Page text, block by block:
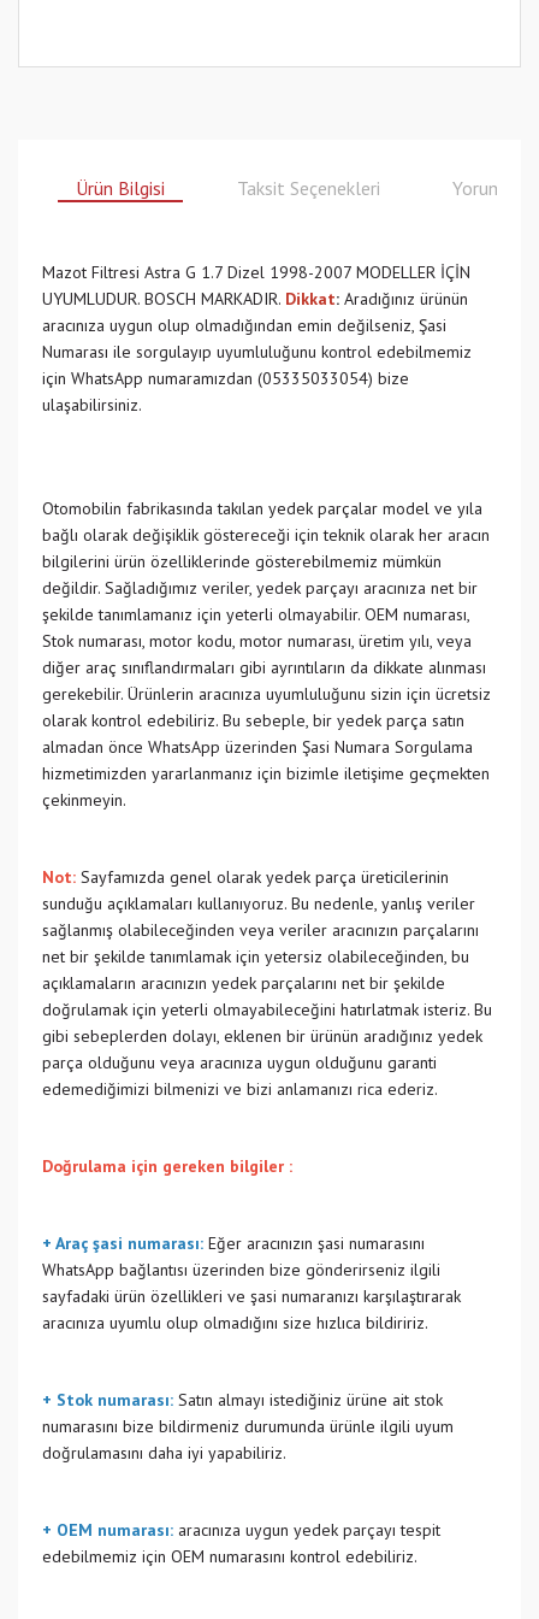
Ürün Bilgisi Taksit Seçenekleri Yorumlar
Mazot Filtresi Astra G 1.7 Dizel 1998-2007 MODELLER İÇİN
UYUMLUDUR. BOSCH MARKADIR. Dikkat: Aradığınız ürünün
aracınıza uygun olup olmadığından emin değilseniz, Şasi
Numarası ile sorgulayıp uyumluluğunu kontrol edebilmemiz
için WhatsApp numaramızdan (05335033054) bize
ulaşabilirsiniz.
Otomobilin fabrikasında takılan yedek parçalar model ve yıla
bağlı olarak değişiklik göstereceği için teknik olarak her aracın
bilgilerini ürün özelliklerinde gösterebilmemiz mümkün
değildir. Sağladığımız veriler, yedek parçayı aracınıza net bir
şekilde tanımlamanız için yeterli olmayabilir. OEM numarası,
Stok numarası, motor kodu, motor numarası, üretim yılı, veya
diğer araç sınıflandırmaları gibi ayrıntıların da dikkate alınması
gerekebilir. Ürünlerin aracınıza uyumluluğunu sizin için ücretsiz
olarak kontrol edebiliriz. Bu sebeple, bir yedek parça satın
almadan önce WhatsApp üzerinden Şasi Numara Sorgulama
hizmetimizden yararlanmanız için bizimle iletişime geçmekten
çekinmeyin.
Not: Sayfamızda genel olarak yedek parça üreticilerinin
sunduğu açıklamaları kullanıyoruz. Bu nedenle, yanlış veriler
sağlanmış olabileceğinden veya veriler aracınızın parçalarını
net bir şekilde tanımlamak için yetersiz olabileceğinden, bu
açıklamaların aracınızın yedek parçalarını net bir şekilde
doğrulamak için yeterli olmayabileceğini hatırlatmak isteriz. Bu
gibi sebeplerden dolayı, eklenen bir ürünün aradığınız yedek
parça olduğunu veya aracınıza uygun olduğunu garanti
edemediğimizi bilmenizi ve bizi anlamanızı rica ederiz.
Doğrulama için gereken bilgiler :
+ Araç şasi numarası: Eğer aracınızın şasi numarasını
WhatsApp bağlantısı üzerinden bize gönderirseniz ilgili
sayfadaki ürün özellikleri ve şasi numaranızı karşılaştırarak
aracınıza uyumlu olup olmadığını size hızlıca bildiririz.
+ Stok numarası: Satın almayı istediğiniz ürüne ait stok
numarasını bize bildirmeniz durumunda ürünle ilgili uyum
doğrulamasını daha iyi yapabiliriz.
+ OEM numarası: aracınıza uygun yedek parçayı tespit
edebilmemiz için OEM numarasını kontrol edebiliriz.